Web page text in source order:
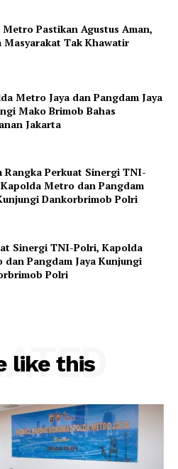
Metro Pastikan Agustus Aman,
Masyarakat Tak Khawatir
Metro Jaya dan Pangdam Jaya
Mako Brimob Bahas
Jakarta
Rangka Perkuat Sinergi TNI-
Metro dan Pangdam
Dankorbrimob Polri
Sinergi TNI-Polri, Kapolda
dan Pangdam Jaya Kunjungi
Polri
like this